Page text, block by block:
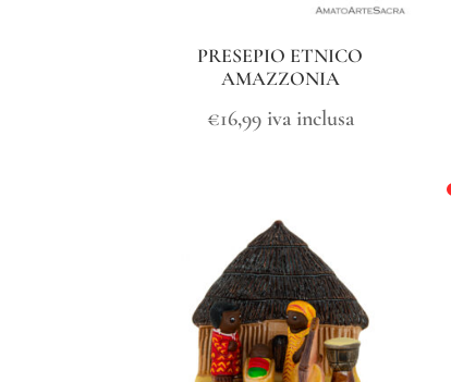
PRESEPIO ETNICO
AMAZZONIA
€16,99 iva inclusa